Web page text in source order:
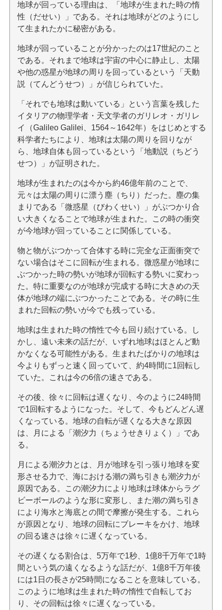
地球が回っている理由は、「地球が生まれた時の惰
性（だせい）」である。それは地球がどのようにし
て生まれたかに秘密がある。
地球が回っていることが分かったのは17世紀のこと
である。それまで地球は宇宙の中心に静止し、太陽
や他の惑星が地球の周りを回っているという「天動
説（てんどうせつ）」が信じられていた。
「それでも地球は動いている」という言葉を残した
イタリアの物理学者・天文学者のガリレオ・ガリレ
イ（Galileo Galilei、1564～1642年）をはじめとする
科学者たちにより、地球は太陽の周りを回りなが
ら、地球自体も回っているという「地動説（ちどう
せつ）」が証明された。
地球が生まれたのは今から約46億年前のことで、
元々は太陽の周りに漂う塵（ちり）だった。塵の集
まりである「微惑星（びわくせい）」がぶつかり合
い大きくなることで地球が生まれた。この時の衝突
が今地球が回っていることに関係している。
物と物がぶつかって合体する時に完全な正面衝突で
ない場合はそこに回転が生まれる。微惑星が地球に
ぶつかった時の勢いが地球が回転する勢いに変わっ
た。特に重要なのが地球が完成する時に大きめの天
体が地球の端にぶつかったことである。その時に生
まれた回転の勢いが今でも残っている。
地球は生まれた時の惰性で今も回り続けている。し
かし、遠い未来の話だが、いずれ地球はほとんど動
かなくなる可能性がある。生まれたばかりの地球は
今よりもずっと速く回っていて、約4時間に1回転し
ていた。これは今の6倍の速さである。
その後、徐々に回転は遅くなり、今のように24時間
で1回転するようになった。そして、今もどんどん遅
くなっている。地球の自転が遅くなる大きな原因
は、月による「潮汐力（ちょうせきりょく）」であ
る。
月による潮汐力とは、月が地球を引っ張り地球を変
形させる力で、海における潮の満ち引きも潮汐力が
原因である。この潮汐力により地球は球体からラグ
ビーボールのような形に変形し、また潮の満ち引き
により海水と海底との間で摩擦が発生する。これら
が原因となり、地球の回転にブレーキをかけ、地球
の回る速さは徐々に遅くなっている。
その遅くなる割合は、5万年で1秒、1億8千万年で1時
間という気の遠くなるような話だが、1億8千万年後
には1日の長さが25時間になることを意味している。
このように地球は生まれた時の惰性で自転してお
り、その回転は徐々に遅くなっている。